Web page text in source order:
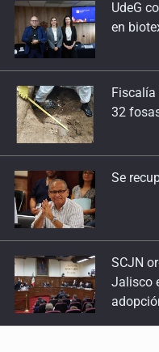
22 de Abril de 2026
Rancho Izaguirre: la tierra
15 de Abril de 2026
El Siapa no cumple ni con
Un Mundial con desafíos
18 de Marzo de 2026
Reclutados y
11 de Marzo de 2026
Fiscalía
32
Se
SCJN
Cae ex
pareja y
abuso